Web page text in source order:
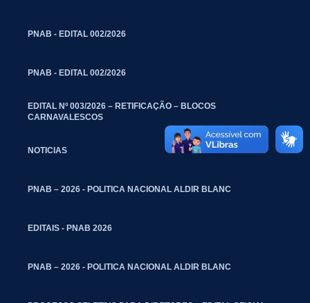
PNAB - EDITAL 002/2026
PNAB - EDITAL 002/2026
EDITAL Nº 003/2026 – RETIFICAÇÃO – BLOCOS
CARNAVALESCOS
NOTICIAS
PNAB – 2026 - POLITICA NACIONAL ALDIR BLANC
EDITAIS - PNAB 2026
PNAB – 2026 - POLITICA NACIONAL ALDIR BLANC